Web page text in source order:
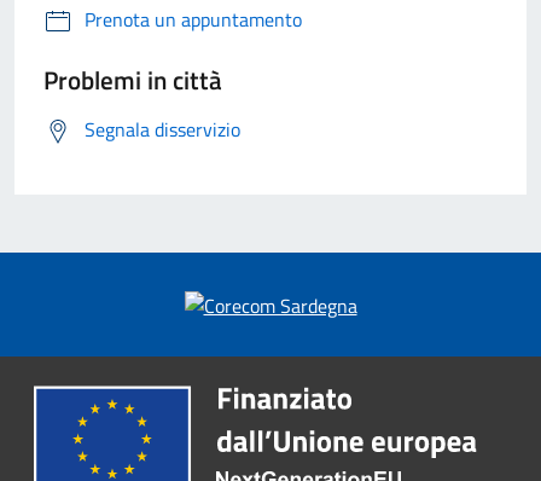
Prenota un appuntamento
Problemi in città
Segnala disservizio